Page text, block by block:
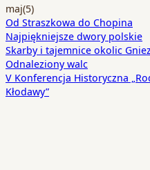
maj(5)
Od Straszkowa do Chopina
Najpiękniejsze dwory polskie
Skarby i tajemnice okolic
Odnaleziony walc
V Konferencja Historyczna
Kłodawy”